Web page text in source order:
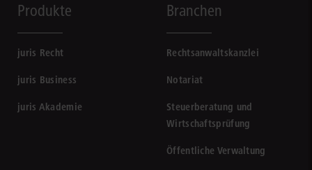
Produkte
juris Recht
juris Business
juris Akademie
Branchen
Rechtsanwaltskanzlei
Notariat
Steuerberatung und
Wirtschaftsprüfung
Öffentliche Verwaltung